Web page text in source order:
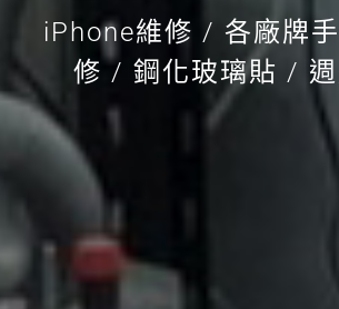
iPhone維修 / 各廠牌
修 / 鋼化玻璃貼 /